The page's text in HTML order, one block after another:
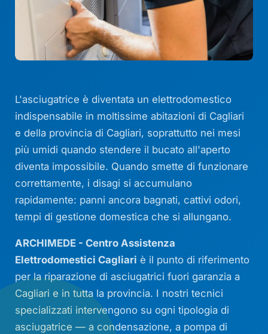
L'asciugatrice è diventata un elettrodomestico
indispensabile in moltissime abitazioni di Cagliari
e della provincia di Cagliari, soprattutto nei mesi
più umidi quando stendere il bucato all'aperto
diventa impossibile. Quando smette di funzionare
correttamente, i disagi si accumulano
rapidamente: panni ancora bagnati, cattivi odori,
tempi di gestione domestica che si allungano.
ARCHIMEDE - Centro Assistenza
Elettrodomestici Cagliari è il punto di riferimento
per la riparazione di asciugatrici fuori garanzia a
Cagliari e in tutta la provincia. I nostri tecnici
specializzati intervengono su ogni tipologia di
asciugatrice — a condensazione, a pompa di